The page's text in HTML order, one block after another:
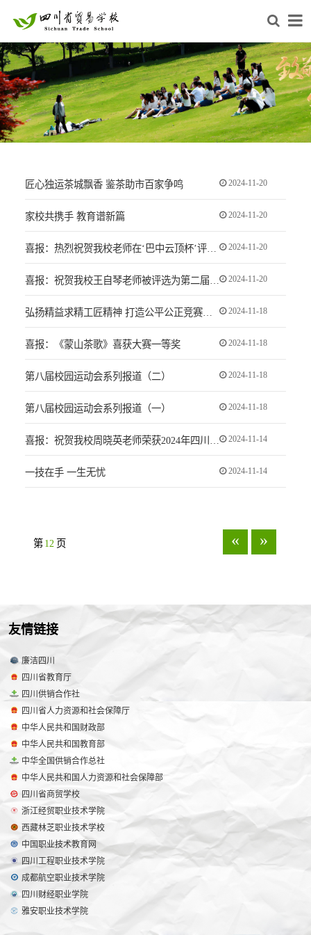
匠心独运茶城飘香 鉴茶助市百家争鸣 2024-11-20
家校共携手 教育谱新篇 2024-11-20
2024-11-20
2024-11-20
2024-11-18
喜报：《蒙山茶歌》喜获大赛一等奖 2024-11-18
第八届校园运动会系列报道（二） 2024-11-18
第八届校园运动会系列报道（一） 2024-11-18
2024-11-14
一技在手 一生无忧 2024-11-14
第12 页 « »
友情链接
廉洁四川
四川省教育厅
四川供销合作社
四川省人力资源和社会保障厅
中华人民共和国财政部
中华人民共和国教育部
中华全国供销合作总社
中华人民共和国人力资源和社会保障部
四川省商贸学校
浙江经贸职业技术学院
西藏林芝职业技术学校
中国职业技术教育网
四川工程职业技术学院
成都航空职业技术学院
四川财经职业学院
雅安职业技术学院